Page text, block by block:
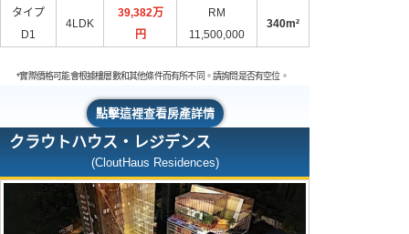
タイプ
D1
4LDK
39,382万
円
RM
11,500,000
340m²
*實際價格可能會根據樓層數和其他條件而有所不同。請詢問是否有空位。
點擊這裡查看房產詳情
クラウトハウス・レジデンス
(CloutHaus Residences)